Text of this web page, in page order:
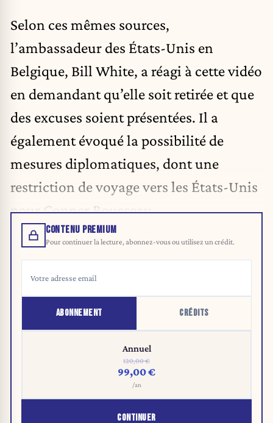
Selon ces mêmes sources,
l’ambassadeur des États-Unis en
Belgique, Bill White, a réagi à cette vidéo
en demandant qu’elle soit retirée et que
des excuses soient présentées. Il a
également évoqué la possibilité de
mesures diplomatiques, dont une
restriction de voyage vers les États-Unis
pour Conner Rousseau.
CONTENU PREMIUM
Pour continuer la lecture, abonnez-vous ou utilisez un crédit.
ABONNEMENT CRÉDITS
Annuel
120,00 €
99,00 €
/an
CONTINUER